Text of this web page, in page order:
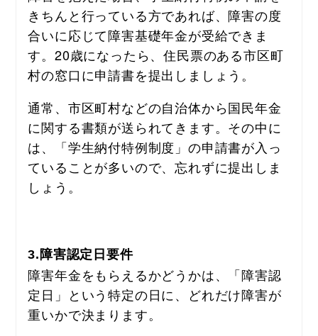
きちんと行っている方であれば、障害の度
合いに応じて障害基礎年金が受給できま
す。 20歳になったら、住民票のある市区町
村の窓口に申請書を提出しましょう。
通常、市区町村などの自治体から国民年金
に関する書類が送られてきます。その中に
は、「学生納付特例制度」の申請書が入っ
ていることが多いので、忘れずに提出しま
しょう。
3.障害認定日要件
障害年金をもらえるかどうかは、「障害認
定日」という特定の日に、どれだけ障害が
重いかで決まります。